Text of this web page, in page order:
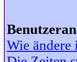
Wie ändere